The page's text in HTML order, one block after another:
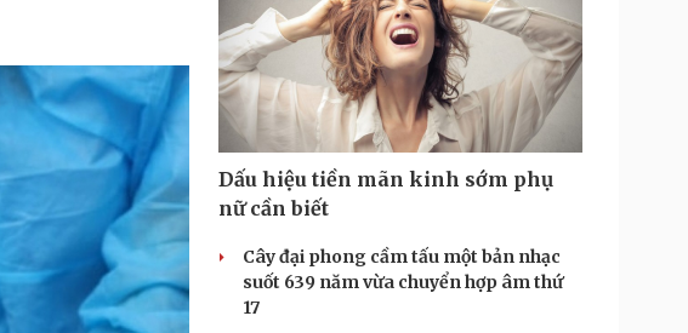
Thông tin doanh nghiệp
Doanh nghiệp 24h
Doanh nhân
Vì cộng đồng
Công nghệ
Sành điệu
Tin Công nghệ
Trải nghiệm
Chuyển đổi số
Du lịch
Tư vấn
Săn Tour
Podcast
Đọc truyện đêm khuya
Cửa sổ tình yêu
Dấu hiệu tiền mãn kinh sớm phụ
nữ cần biết
Cây đại phong cầm tấu một bản nhạc
suốt 639 năm vừa chuyển hợp âm thứ
17